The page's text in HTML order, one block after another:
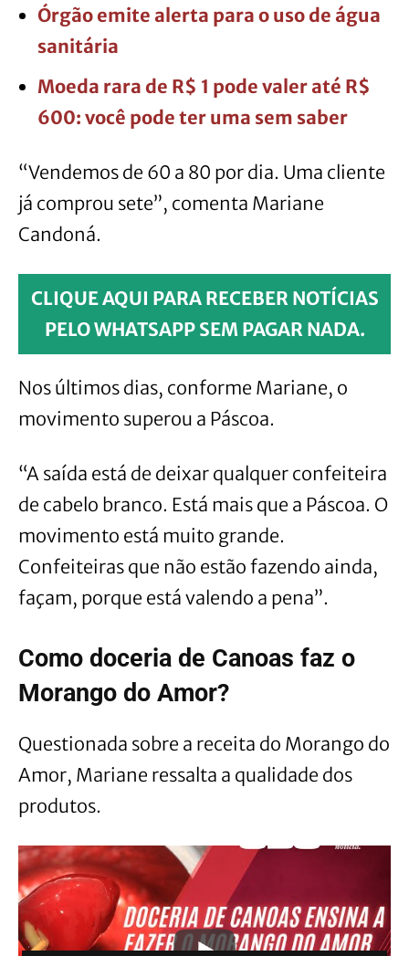
Órgão emite alerta para o uso de água
sanitária
Moeda rara de R$ 1 pode valer até R$
600: você pode ter uma sem saber
“Vendemos de 60 a 80 por dia. Uma cliente
já comprou sete”, comenta Mariane
Candoná.
CLIQUE AQUI PARA RECEBER NOTÍCIAS
PELO WHATSAPP SEM PAGAR NADA.
Nos últimos dias, conforme Mariane, o
movimento superou a Páscoa.
“A saída está de deixar qualquer confeiteira
de cabelo branco. Está mais que a Páscoa. O
movimento está muito grande.
Confeiteiras que não estão fazendo ainda,
façam, porque está valendo a pena”.
Como doceria de Canoas faz o
Morango do Amor?
Questionada sobre a receita do Morango do
Amor, Mariane ressalta a qualidade dos
produtos.